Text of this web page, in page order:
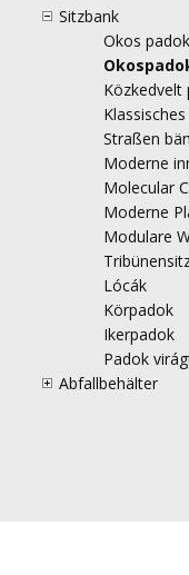
Sitzbank
Okos padok
Közkedvelt
Straßen
Moderne
Molecular
Moderne
Modulare
Lócák
Körpadok
Ikerpadok
Padok
Abfallbehälter